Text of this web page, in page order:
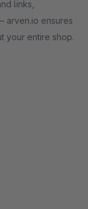
links,
arven.io ensures
your entire shop.